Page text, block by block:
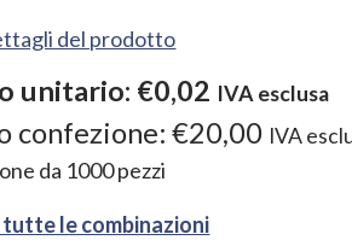
del prodotto
unitario: €0,02 IVA esclusa
confezione:€20,00 IVA
da 1000pezzi
tutte le combinazioni